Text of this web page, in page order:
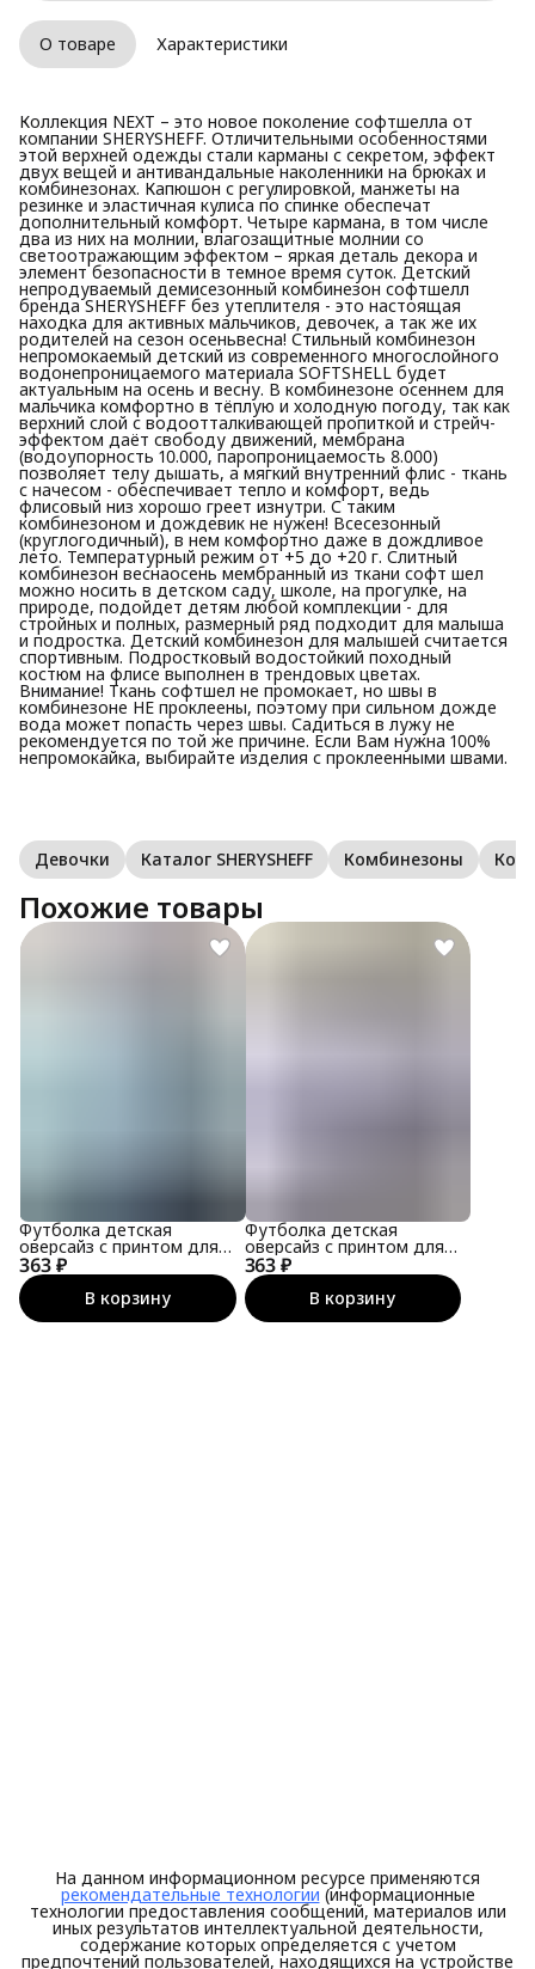
О товаре Характеристики
Коллекция NEXT – это новое поколение софтшелла от
компании SHERYSHEFF. Отличительными особенностями
этой верхней одежды стали карманы с секретом, эффект
двух вещей и антивандальные наколенники на брюках и
комбинезонах. Капюшон с регулировкой, манжеты на
резинке и эластичная кулиса по спинке обеспечат
дополнительный комфорт. Четыре кармана, в том числе
два из них на молнии, влагозащитные молнии со
светоотражающим эффектом – яркая деталь декора и
элемент безопасности в темное время суток. Детский
непродуваемый демисезонный комбинезон софтшелл
бренда SHERYSHEFF без утеплителя - это настоящая
находка для активных мальчиков, девочек, а так же их
родителей на сезон осеньвесна! Стильный комбинезон
непромокаемый детский из современного многослойного
водонепроницаемого материала SOFTSHELL будет
актуальным на осень и весну. В комбинезоне осеннем для
мальчика комфортно в тёплую и холодную погоду, так как
верхний слой с водоотталкивающей пропиткой и стрейч-
эффектом даёт свободу движений, мембрана
(водоупорность 10.000, паропроницаемость 8.000)
позволяет телу дышать, а мягкий внутренний флис - ткань
с начесом - обеспечивает тепло и комфорт, ведь
флисовый низ хорошо греет изнутри. С таким
комбинезоном и дождевик не нужен! Всесезонный
(круглогодичный), в нем комфортно даже в дождливое
лето. Температурный режим от +5 до +20 г. Слитный
комбинезон веснаосень мембранный из ткани софт шел
можно носить в детском саду, школе, на прогулке, на
природе, подойдет детям любой комплекции - для
стройных и полных, размерный ряд подходит для малыша
и подростка. Детский комбинезон для малышей считается
спортивным. Подростковый водостойкий походный
костюм на флисе выполнен в трендовых цветах.
Внимание! Ткань софтшел не промокает, но швы в
комбинезоне НЕ проклеены, поэтому при сильном дожде
вода может попасть через швы. Садиться в лужу не
рекомендуется по той же причине. Если Вам нужна 100%
непромокайка, выбирайте изделия с проклеенными швами.
Девочки Каталог SHERYSHEFF Комбинезоны
Похожие товары
363 ₽
Футболка детская
оверсайз с принтом для
подростка
В корзину
363 ₽
Футболка детская
оверсайз с принтом для
подростка
В корзину
На данном информационном ресурсе применяются
рекомендательные технологии (информационные
технологии предоставления сообщений, материалов или
иных результатов интеллектуальной деятельности,
содержание которых определяется с учетом
предпочтений пользователей, находящихся на устройстве